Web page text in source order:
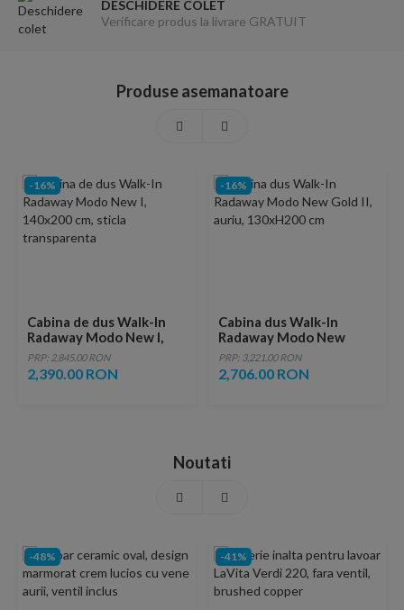
DESCHIDERE COLET
Verificare produs la livrare GRATUIT
Produse asemanatoare
-16%
Cabina de dus Walk-In
Radaway Modo New I,
140x200 cm, sticla
transparenta
PRP: 2,845.00 RON
2,390.00 RON
-16%
Cabina dus Walk-In
Radaway Modo New
Gold II, auriu, 130xH200
cm
PRP: 3,221.00 RON
2,706.00 RON
Noutati
-48% -41%